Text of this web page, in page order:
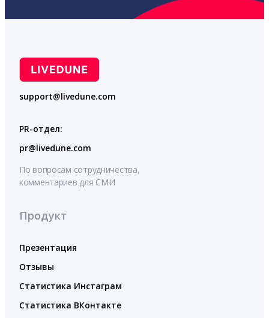
support@livedune.com
PR-отдел:
pr@livedune.com
По вопросам сотрудничества,
комментариев для СМИ
Продукт
Презентация
Отзывы
Статистика Инстаграм
Статистика ВКонтакте